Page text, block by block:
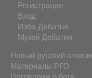
Регистрация
Вход
Изба-Дебатня
Музей Дебатни
Новый русский атеизм
Материалы РГО